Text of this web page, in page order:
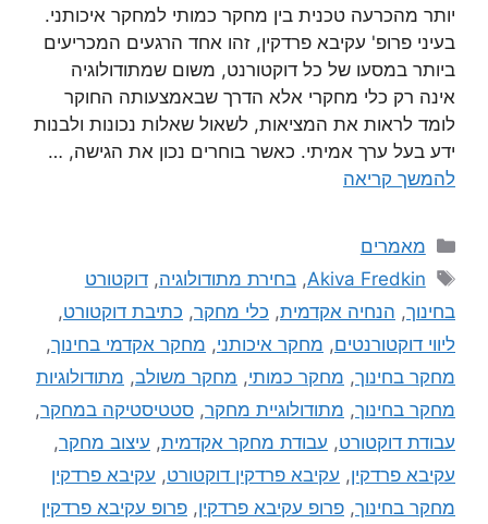
יותר מהכרעה טכנית בין מחקר כמותי למחקר איכותני.
בעיני פרופ' עקיבא פרדקין, זהו אחד הרגעים המכריעים
ביותר במסעו של כל דוקטורנט, משום שמתודולוגיה
אינה רק כלי מחקרי אלא הדרך שבאמצעותה החוקר
לומד לראות את המציאות, לשאול שאלות נכונות ולבנות
ידע בעל ערך אמיתי. כאשר בוחרים נכון את הגישה, …
להמשך קריאה
מאמרים
Akiva Fredkin
,בחירת מתודולוגיה,דוקטורט
בחינוך, הנחיה אקדמית, כלי מחקר, כתיבת דוקטורט,
ליווי דוקטורנטים, מחקר איכותני, מחקר אקדמי בחינוך,
מחקר בחינוך, מחקר כמותי, מחקר משולב, מתודולוגיות
מחקר בחינוך, מתודולוגיית מחקר, סטטיסטיקה במחקר,
עבודת דוקטורט, עבודת מחקר אקדמית, עיצוב מחקר,
עקיבא פרדקין, עקיבא פרדקין דוקטורט, עקיבא פרדקין
מחקר בחינוך, פרופ עקיבא פרדקין, פרופ עקיבא פרדקין